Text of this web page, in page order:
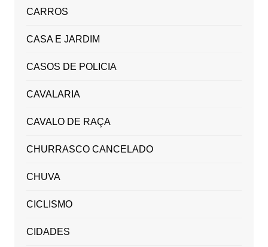
CARROS
CASA E JARDIM
CASOS DE POLICIA
CAVALARIA
CAVALO DE RAÇA
CHURRASCO CANCELADO
CHUVA
CICLISMO
CIDADES